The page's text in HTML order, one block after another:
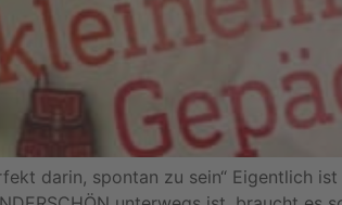
darin, spontan zu sein“ Eigentlich